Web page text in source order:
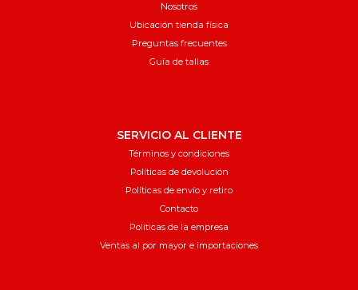
Nosotros
Ubicación tienda física
Preguntas frecuentes
Guía de tallas
SERVICIO AL CLIENTE
Términos y condiciones
Políticas de devolución
Políticas de envío y retiro
Contacto
Políticas de la empresa
Ventas al por mayor e importaciones